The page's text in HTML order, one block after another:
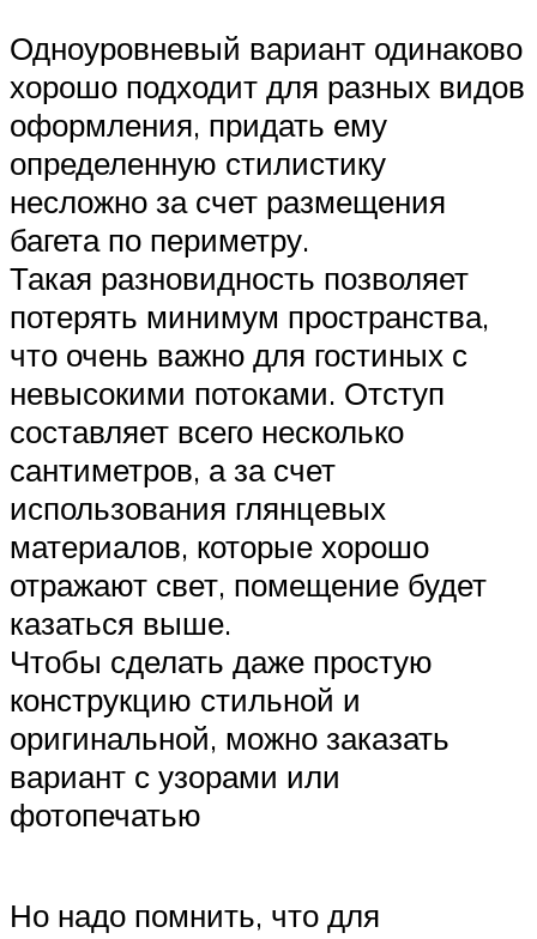
Одноуровневый вариант одинаково
хорошо подходит для разных видов
оформления, придать ему
определенную стилистику
несложно за счет размещения
багета по периметру.
Такая разновидность позволяет
потерять минимум пространства,
что очень важно для гостиных с
невысокими потоками. Отступ
составляет всего несколько
сантиметров, а за счет
использования глянцевых
материалов, которые хорошо
отражают свет, помещение будет
казаться выше.
Чтобы сделать даже простую
конструкцию стильной и
оригинальной, можно заказать
вариант с узорами или
фотопечатью
Но надо помнить, что для